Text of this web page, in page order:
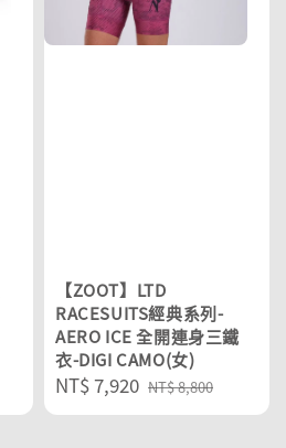
【ZOOT】LTD
RACESUITS經典系列-
AERO ICE 全開連身三鐵
衣-DIGI CAMO(女)
Sale
price
NT$ 7,920 Regular
price
NT$ 8,800